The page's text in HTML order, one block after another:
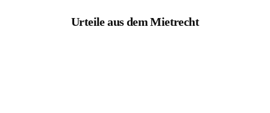
Urteile aus dem Mietrecht